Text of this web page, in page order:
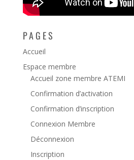
PAGES
Accueil
Espace membre
Accueil zone membre ATEMI
Confirmation d’activation
Confirmation d’inscription
Connexion Membre
Déconnexion
Inscription